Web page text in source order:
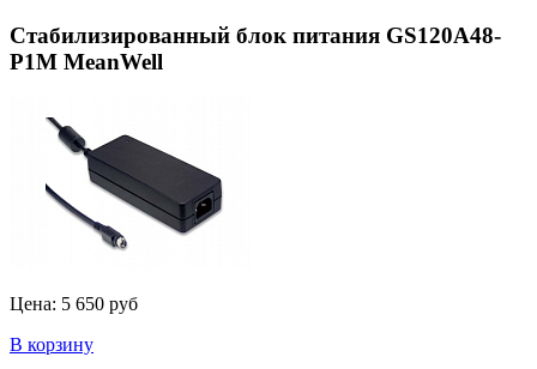
Стабилизированный блок питания GS120A48-
P1M MeanWell
Цена: 5 650 руб
В корзину